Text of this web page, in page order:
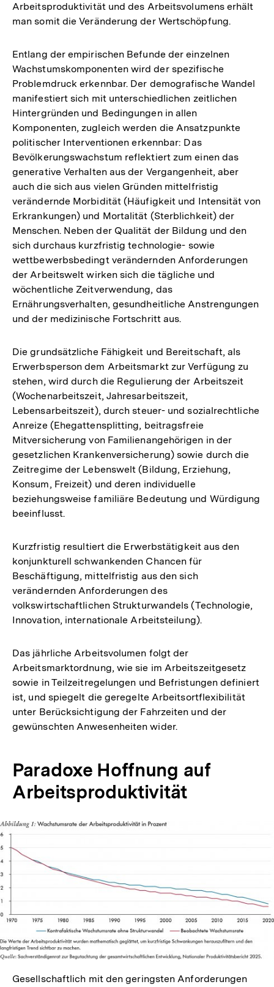
Arbeitsproduktivität und des Arbeitsvolumens erhält
man somit die Veränderung der Wertschöpfung.
Entlang der empirischen Befunde der einzelnen
Wachstumskomponenten wird der spezifische
Problemdruck erkennbar. Der demografische Wandel
manifestiert sich mit unterschiedlichen zeitlichen
Hintergründen und Bedingungen in allen
Komponenten, zugleich werden die Ansatzpunkte
politischer Interventionen erkennbar: Das
Bevölkerungswachstum reflektiert zum einen das
generative Verhalten aus der Vergangenheit, aber
auch die sich aus vielen Gründen mittelfristig
verändernde Morbidität (Häufigkeit und Intensität von
Erkrankungen) und Mortalität (Sterblichkeit) der
Menschen. Neben der Qualität der Bildung und den
sich durchaus kurzfristig technologie- sowie
wettbewerbsbedingt verändernden Anforderungen
der Arbeitswelt wirken sich die tägliche und
wöchentliche Zeitverwendung, das
Ernährungsverhalten, gesundheitliche Anstrengungen
und der medizinische Fortschritt aus.
Die grundsätzliche Fähigkeit und Bereitschaft, als
Erwerbsperson dem Arbeitsmarkt zur Verfügung zu
stehen, wird durch die Regulierung der Arbeitszeit
(Wochenarbeitszeit, Jahresarbeitszeit,
Lebensarbeitszeit), durch steuer- und sozialrechtliche
Anreize (Ehegattensplitting, beitragsfreie
Mitversicherung von Familienangehörigen in der
gesetzlichen Krankenversicherung) sowie durch die
Zeitregime der Lebenswelt (Bildung, Erziehung,
Konsum, Freizeit) und deren individuelle
beziehungsweise familiäre Bedeutung und Würdigung
beeinflusst.
Kurzfristig resultiert die Erwerbstätigkeit aus den
konjunkturell schwankenden Chancen für
Beschäftigung, mittelfristig aus den sich
verändernden Anforderungen des
volkswirtschaftlichen Strukturwandels (Technologie,
Innovation, internationale Arbeitsteilung).
Das jährliche Arbeitsvolumen folgt der
Arbeitsmarktordnung, wie sie im Arbeitszeitgesetz
sowie in Teilzeitregelungen und Befristungen definiert
ist, und spiegelt die geregelte Arbeitsortflexibilität
unter Berücksichtigung der Fahrzeiten und der
gewünschten Anwesenheiten wider.
Paradoxe Hoffnung auf
Arbeitsproduktivität
In
öffnen
Gesellschaftlich mit den geringsten Anforderungen